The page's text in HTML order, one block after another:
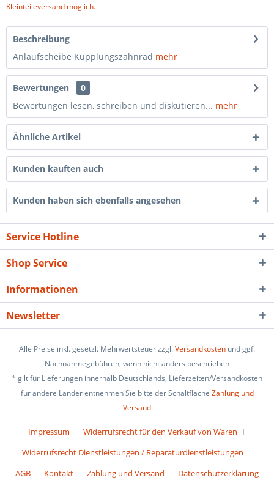
Kleinteileversand möglich.
Beschreibung
Anlaufscheibe Kupplungszahnrad mehr
Bewertungen
0
Bewertungen lesen, schreiben und diskutieren... mehr
Ähnliche Artikel
Kunden kauften auch
Kunden haben sich ebenfalls angesehen
Service Hotline
Shop Service
Informationen
Newsletter
Alle Preise inkl. gesetzl. Mehrwertsteuer zzgl.Versandkosten und ggf.
Nachnahmegebühren, wenn nicht anders beschrieben
* gilt für Lieferungen innerhalb Deutschlands, Lieferzeiten/Versandkosten
für andere Länder entnehmen Sie bitte der Schaltfläche Zahlung und
Versand
Impressum
Widerrufsrecht für den Verkauf von Waren
Widerrufsrecht Dienstleistungen / Reparaturdienstleistungen
AGB
Kontakt Zahlung und Versand Datenschutzerklärung